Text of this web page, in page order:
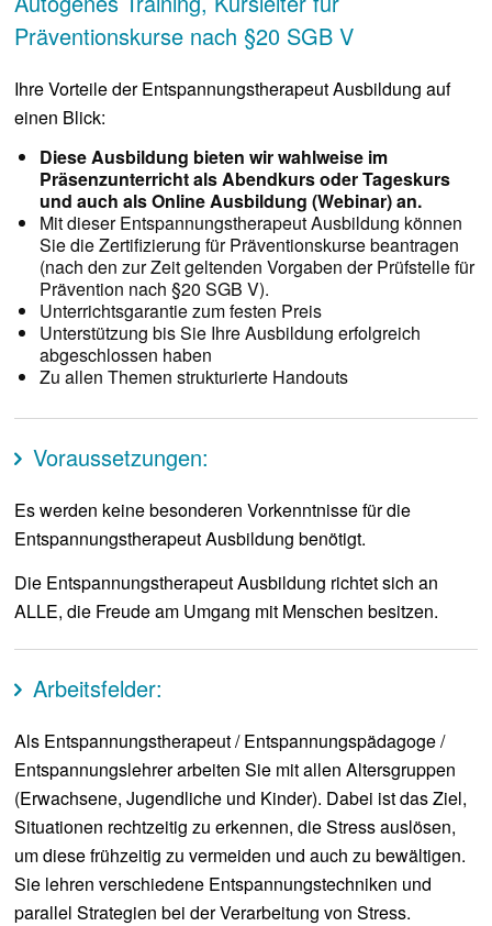
Präventionskurse nach §20 SGB V
Ihre Vorteile der Entspannungstherapeut Ausbildung auf
einen Blick:
Diese Ausbildung bieten wir wahlweise im
Präsenzunterricht als Abendkurs oder Tageskurs
und auch als Online Ausbildung (Webinar) an.
Mit dieser Entspannungstherapeut Ausbildung können
Sie die Zertifizierung für Präventionskurse beantragen
(nach den zur Zeit geltenden Vorgaben der Prüfstelle für
Prävention nach §20 SGB V).
Unterrichtsgarantie zum festen Preis
Unterstützung bis Sie Ihre Ausbildung erfolgreich
abgeschlossen haben
Zu allen Themen strukturierte Handouts
Voraussetzungen:
Es werden keine besonderen Vorkenntnisse für die
Entspannungstherapeut Ausbildung benötigt.
Die Entspannungstherapeut Ausbildung richtet sich an
ALLE, die Freude am Umgang mit Menschen besitzen.
Arbeitsfelder:
Als Entspannungstherapeut / Entspannungspädagoge /
Entspannungslehrer arbeiten Sie mit allen Altersgruppen
(Erwachsene, Jugendliche und Kinder). Dabei ist das Ziel,
Situationen rechtzeitig zu erkennen, die Stress auslösen,
um diese frühzeitig zu vermeiden und auch zu bewältigen.
Sie lehren verschiedene Entspannungstechniken und
parallel Strategien bei der Verarbeitung von Stress.